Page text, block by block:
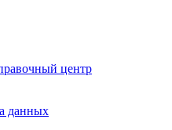
центр
данных